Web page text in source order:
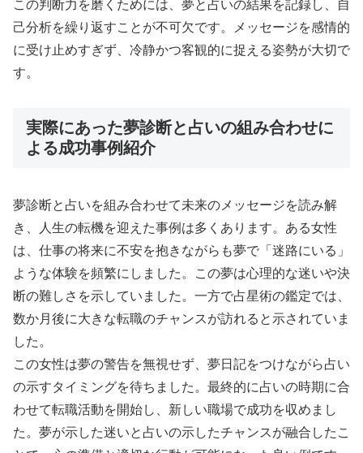
この判断力を磨くためには、夢と占いの結果を記録し、自
己分析を繰り返すことが不可欠です。メッセージを感情的
に受け止めすぎず、冷静かつ客観的に捉える姿勢が大切で
す。
実際にあった夢診断と占いの組み合わせに
よる成功事例紹介
夢診断と占いを組み合わせて未来のメッセージを読み解
き、人生の転機を迎えた事例は多くあります。ある女性
は、仕事の将来に不安を抱きながらも夢で「迷路にいる」
ような体験を頻繁にしました。この夢は心理的な迷いや決
断の難しさを示していました。一方で占星術の鑑定では、
数か月後に大きな転職のチャンスが訪れると示されていま
した。
この女性は夢の警告を無視せず、夢日記をつけながら占い
の示すタイミングを待ちました。最終的に占いの時期に合
わせて転職活動を開始し、新しい職場で成功を収めまし
た。夢が示した迷いと占いの示したチャンスが融合したこ